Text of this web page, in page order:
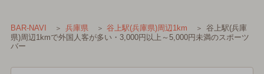
BAR-NAVI 兵庫県 谷上駅(兵庫県)周辺1km
谷上駅(兵庫
県)周辺1kmで外国人客が多い・3,000円以上～5,000円未満のスポーツ
バー